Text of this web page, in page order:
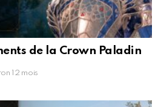
de la Crown Paladin
12 mois